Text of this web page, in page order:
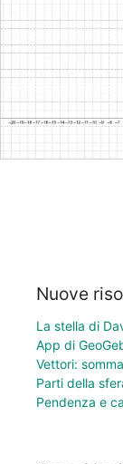
Nuove
La stella di
App di
Vettori:
Parti della
Pendenza e